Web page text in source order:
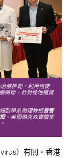
療標靶，利用信使
藥物，針對性地殲滅
胞學系助理教授曾智
、 美國傑克森實驗室
。
）有關。香港